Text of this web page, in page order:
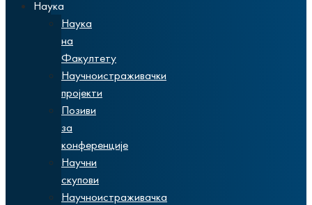
Наука
Наука
на
Факултету
Научноистраживачки
пројекти
Позиви
за
конференције
Научни
скупови
Научноистраживачка